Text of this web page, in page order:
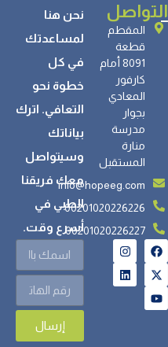
التواصل
المقطم
قطعة
8091 أمام
كارفور
المعادي
بجوار
مدرسة
منارة
المستقبل
info@hopeeg.com
00201020226226
00201020226227
نحن هنا
لمساعدتك
في كل
خطوة نحو
التعافي. اترك
بياناتك
وسيتواصل
معك فريقنا
الطبي في
أسرع وقت.
إرسال